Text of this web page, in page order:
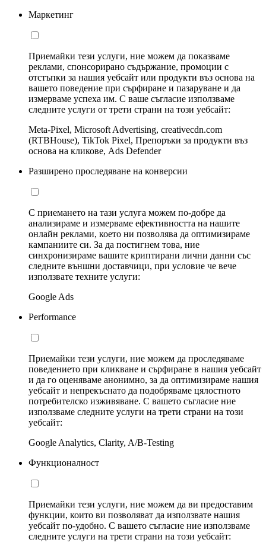
Маркетинг
Приемайки тези услуги, ние можем да показваме
реклами, спонсорирано съдържание, промоции с
отстъпки за нашия уебсайт или продукти въз основа на
вашето поведение при сърфиране и пазаруване и да
измерваме успеха им. С ваше съгласие използваме
следните услуги от трети страни на този уебсайт:
Meta-Pixel, Microsoft Advertising, creativecdn.com
(RTBHouse), TikTok Pixel, Препоръки за продукти въз
основа на кликове, Ads Defender
Разширено проследяване на конверсии
С приемането на тази услуга можем по-добре да
анализираме и измерваме ефективността на нашите
онлайн реклами, което ни позволява да оптимизираме
кампаниите си. За да постигнем това, ние
синхронизираме вашите криптирани лични данни със
следните външни доставчици, при условие че вече
използвате техните услуги:
Google Ads
Performance
Приемайки тези услуги, ние можем да проследяваме
поведението при кликване и сърфиране в нашия уебсайт
и да го оценяваме анонимно, за да оптимизираме нашия
уебсайт и непрекъснато да подобряваме цялостното
потребителско изживяване. С вашето съгласие ние
използваме следните услуги на трети страни на този
уебсайт:
Google Analytics, Clarity, A/B-Testing
Функционалност
Приемайки тези услуги, ние можем да ви предоставим
функции, които ви позволяват да използвате нашия
уебсайт по-удобно. С вашето съгласие ние използваме
следните услуги на трети страни на този уебсайт: